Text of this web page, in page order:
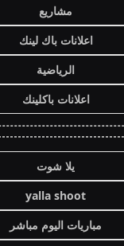
مشاريع
اعلانات باك لينك
الرياضية
اعلانات باكلينك
يلا شوت
yalla shoot
مباريات اليوم مباشر